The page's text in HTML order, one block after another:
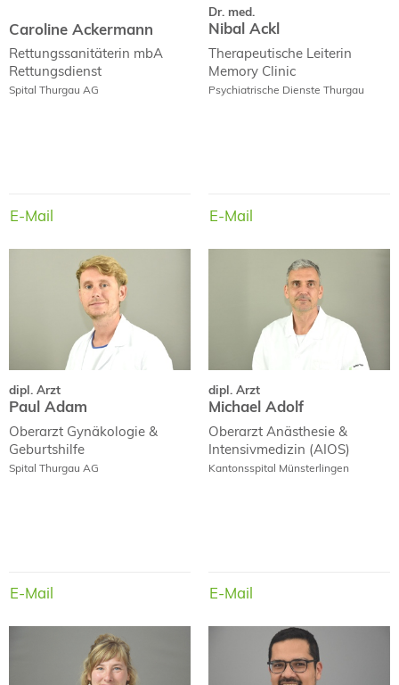
Caroline Ackermann
Rettungssanitäterin mbA
Rettungsdienst
Spital Thurgau AG
E-Mail
Dr. med.
Nibal Ackl
Therapeutische Leiterin
Memory Clinic
Psychiatrische Dienste Thurgau
E-Mail
dipl. Arzt
Paul Adam
Oberarzt Gynäkologie &
Geburtshilfe
Spital Thurgau AG
E-Mail
Paul Adam
dipl. Arzt
Michael Adolf
Oberarzt Anästhesie &
Intensivmedizin (AIOS)
Kantonsspital Münsterlingen
E-Mail
Michael Adolf
Luzia Aebi Norbert Aeppli